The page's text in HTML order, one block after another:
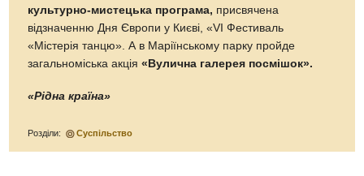
культурно-мистецька програма, присвячена
відзначенню Дня Європи у Києві, «VI Фестиваль
«Містерія танцю». А в Маріїнському парку пройде
загальноміська акція«Вулична галерея посмішок».
«Рідна країна»
Розділи: Суспільство